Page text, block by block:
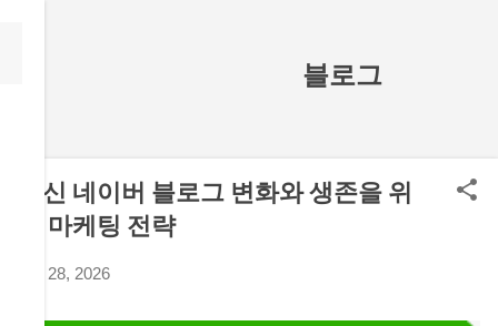
블로그
최신 네이버 블로그 변화와 생존을 위
한 마케팅 전략
7월 28, 2026